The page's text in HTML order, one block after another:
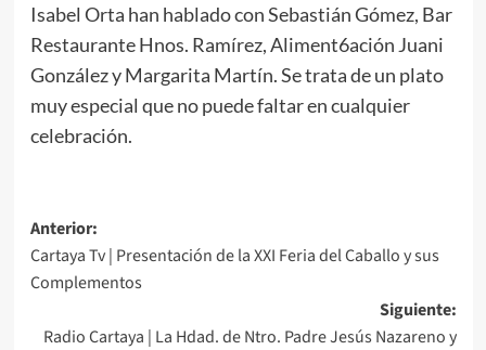
Isabel Orta han hablado con Sebastián Gómez, Bar
Restaurante Hnos. Ramírez, Aliment6ación Juani
González y Margarita Martín. Se trata de un plato
muy especial que no puede faltar en cualquier
celebración.
Anterior:
Cartaya Tv | Presentación de la XXI Feria del Caballo y sus
Complementos
Siguiente:
Radio Cartaya | La Hdad. de Ntro. Padre Jesús Nazareno y